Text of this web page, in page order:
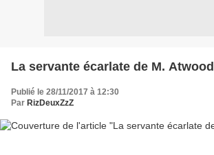
La servante écarlate de M. Atwood
Publié le 28/11/2017 à 12:30
Par RizDeuxZzZ